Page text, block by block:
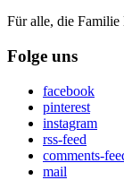
Für alle, die Familie
Folge uns
facebook
pinterest
instagram
rss-feed
comments-
mail